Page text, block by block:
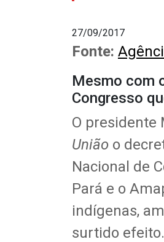
27/09/2017
Fonte:
Mesmo com
Congresso
O presidente
União o
Nacional de
Pará e o
indígenas,
surtido efeito.